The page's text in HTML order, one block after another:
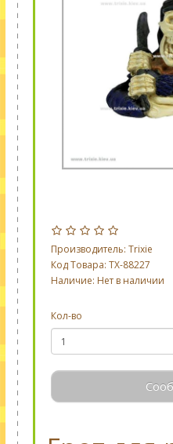
Производитель: Trixie
Код Товара: TX-88227
Наличие: Нет в наличии
Кол-во